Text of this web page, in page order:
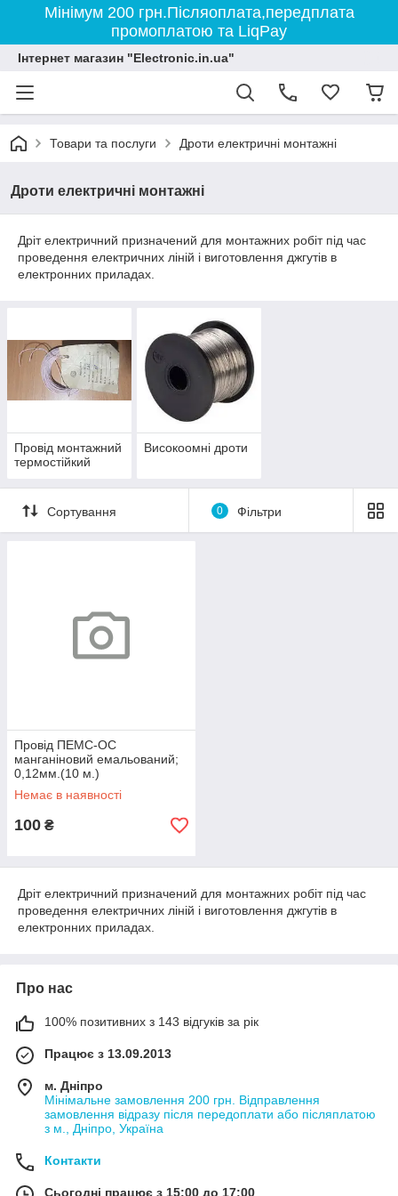
Мінімум 200 грн.Післяоплата,передплата
промоплатою та LiqPay
Інтернет магазин "Electronic.in.ua"
Товари та послуги Дроти електричні монтажні
Дроти електричні монтажні
Дріт електричний призначений для монтажних робіт під час
проведення електричних ліній і виготовлення джгутів в
електронних приладах.
Провід монтажний
термостійкий
Високоомні дроти
Сортування 0 Фільтри
Провід ПЕМС-ОС
манганіновий емальований;
0,12мм.(10 м.)
Немає в наявності
100 ₴
Дріт електричний призначений для монтажних робіт під час
проведення електричних ліній і виготовлення джгутів в
електронних приладах.
Про нас
100% позитивних з 143 відгуків за рік
Працює з 13.09.2013
м. Дніпро
Мінімальне замовлення 200 грн. Відправлення
замовлення відразу після передоплати або післяплатою
з м., Дніпро, Україна
Контакти
Сьогодні працює з 15:00 до 17:00